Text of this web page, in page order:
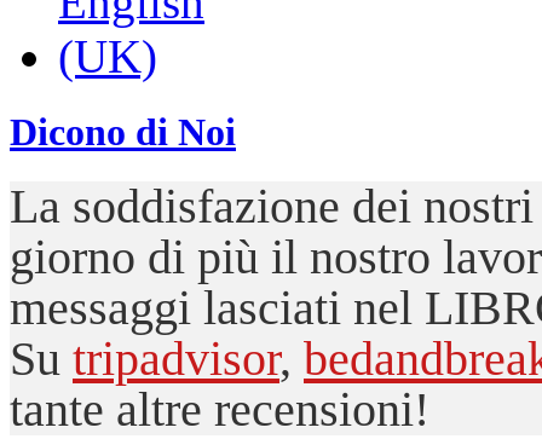
Dicono di Noi
La soddisfazione dei
giorno di più il nostro
messaggi lasciati nel
Su tripadvisor,
tante altre recensioni!